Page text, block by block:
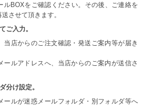
ルBOXをご確認ください。その後、ご連絡を
させて頂きます。
ご入力。
当店からのご注文確認・発送ご案内等が届き
ールアドレスへ、当店からのご案内が送信さ
分け設定。
ールが迷惑メールフォルダ・別フォルダ等へ